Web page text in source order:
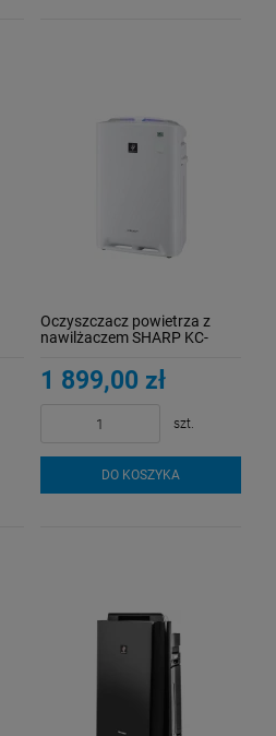
NW 32 rękaw
Oczyszczacz powietrza z
nawilżaczem SHARP KC-
1 899,00 zł
szt.
DO KOSZYKA